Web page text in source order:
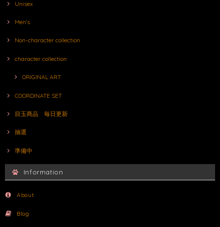
Unisex
Men's
Non-character collection
character collection
ORIGINAL ART
COORDINATE SET
目玉商品 毎日更新
抽選
準備中
Information
About
Blog